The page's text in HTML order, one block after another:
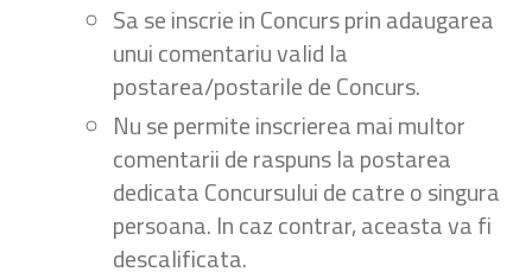
Sa se inscrie in Concurs prin adaugarea
unui comentariu valid la
postarea/postarile de Concurs.
Nu se permite inscrierea mai multor
comentarii de raspuns la postarea
dedicata Concursului de catre o singura
persoana. In caz contrar, aceasta va fi
descalificata.